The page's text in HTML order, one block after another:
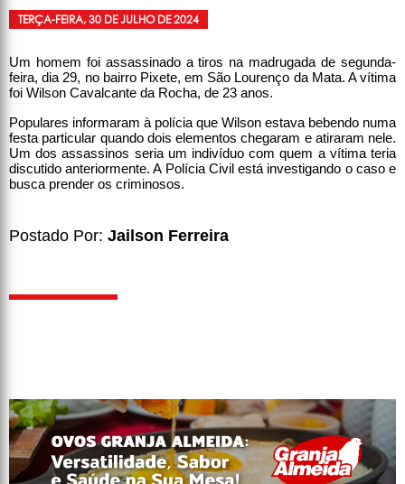
TERÇA-FEIRA, 30 DE JULHO DE 2024
Um homem foi assassinado a tiros na madrugada de segunda-
feira, dia 29, no bairro Pixete, em São Lourenço da Mata. A vítima
foi Wilson Cavalcante da Rocha, de 23 anos.
Populares informaram à polícia que Wilson estava bebendo numa
festa particular quando dois elementos chegaram e atiraram nele.
Um dos assassinos seria um indivíduo com quem a vítima teria
discutido anteriormente. A Polícia Civil está investigando o caso e
busca prender os criminosos.
Postado Por: Jailson Ferreira